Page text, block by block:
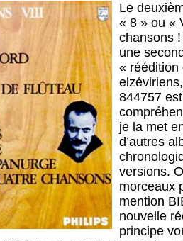
Le
« 8 » ou «
chansons
une
« réédition
844757
je la met
d’autres
versions.
morceaux
mention
nouvelle
principe